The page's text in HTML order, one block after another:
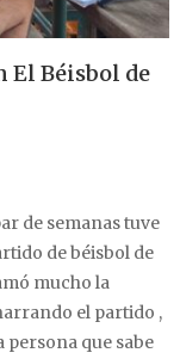
El Béisbol de
de semanas tuve
de béisbol de
mucho la
el partido ,
que sabe